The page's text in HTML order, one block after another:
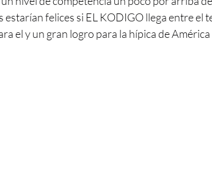
felices si EL KODIGO llega entre el
el y un gran logro para la hípica de